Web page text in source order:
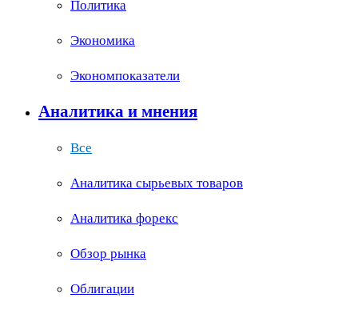
Политика
Экономика
Экономпоказатели
Аналитика и мнения
Все
Аналитика сырьевых товаров
Аналитика форекс
Обзор рынка
Облигации